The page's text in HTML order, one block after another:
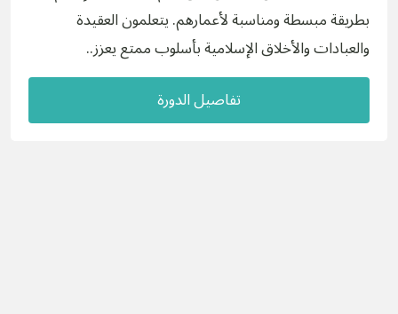
بطريقة مبسطة ومناسبة لأعمارهم. يتعلمون العقيدة
والعبادات والأخلاق الإسلامية بأسلوب ممتع يعزز..
تفاصيل الدورة